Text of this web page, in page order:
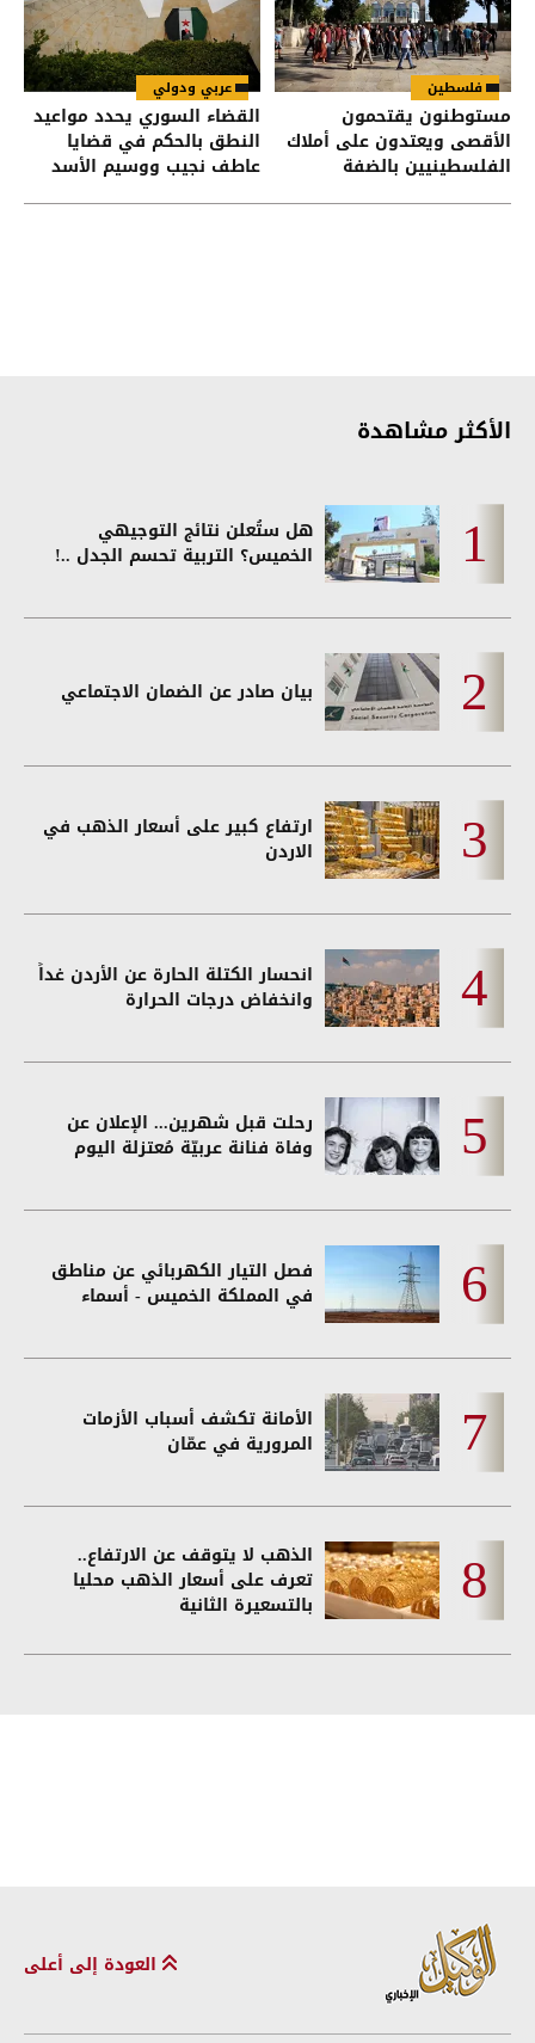
فلسطين
مستوطنون يقتحمون
الأقصى ويعتدون على أملاك
الفلسطينيين بالضفة
عربي ودولي
القضاء السوري يحدد مواعيد
النطق بالحكم في قضايا
عاطف نجيب ووسيم الأسد
الأكثر مشاهدة
هل ستُعلن نتائج التوجيهي
الخميس؟ التربية تحسم الجدل ..!
بيان صادر عن الضمان الاجتماعي
ارتفاع كبير على أسعار الذهب في
الاردن
انحسار الكتلة الحارة عن الأردن غداً
وانخفاض درجات الحرارة
رحلت قبل شهرين... الإعلان عن
وفاة فنانة عربيّة مُعتزلة اليوم
فصل التيار الكهربائي عن مناطق
في المملكة الخميس - أسماء
الأمانة تكشف أسباب الأزمات
المرورية في عمّان
الذهب لا يتوقف عن الارتفاع..
تعرف على أسعار الذهب محليا
بالتسعيرة الثانية
العودة إلى أعلى